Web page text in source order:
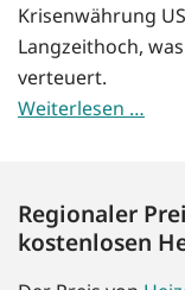
Krisenwährung
Langzeithoch,
verteuert.
Weiterlesen …
Regionaler
kostenlosen